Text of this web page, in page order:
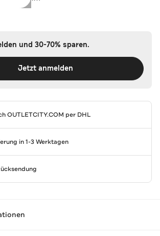
und 30-70% sparen.
Jetzt anmelden
OUTLETCITY.COM per DHL
in 1-3 Werktagen